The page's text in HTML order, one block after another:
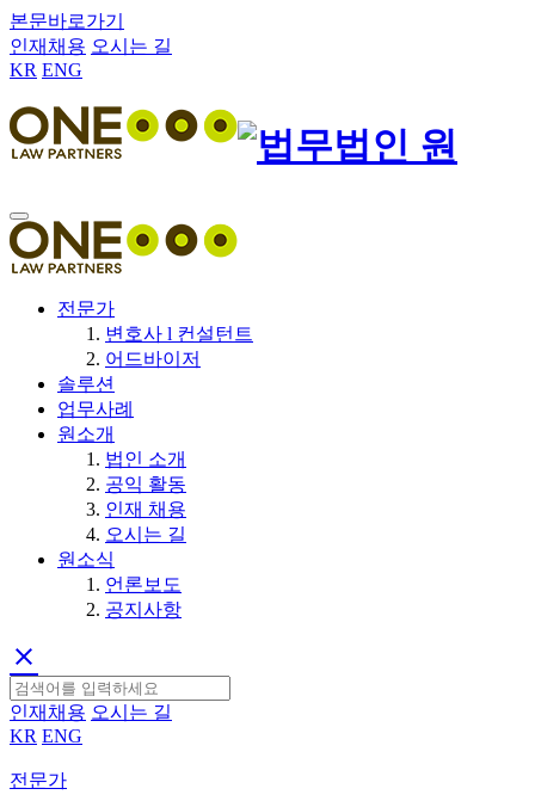
본문바로가기
인재채용 오시는 길
KR ENG
전문가
변호사 l 컨설턴트
어드바이저
솔루션
업무사례
원소개
법인 소개
공익 활동
인재 채용
오시는 길
원소식
언론보도
공지사항
clear
인재채용 오시는 길
KR ENG
전문가